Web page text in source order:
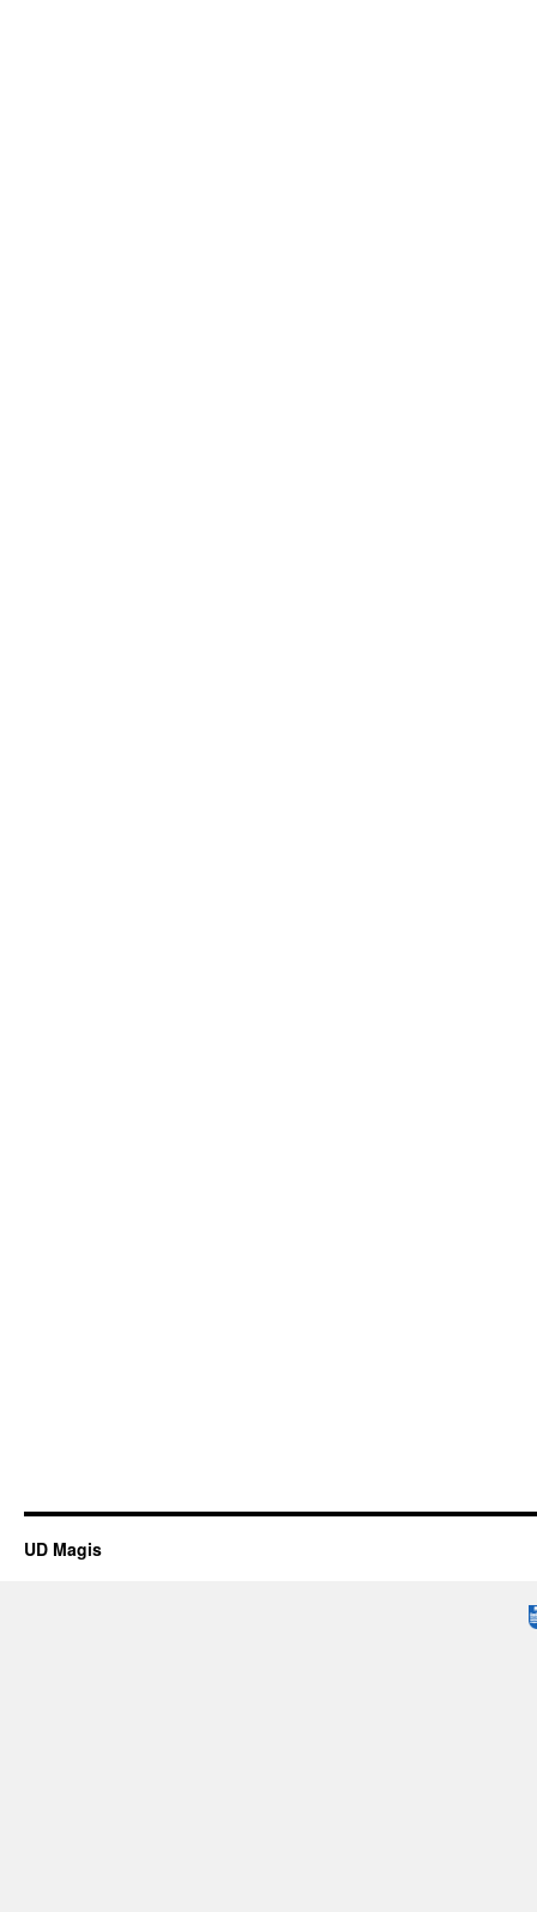
UD Magis